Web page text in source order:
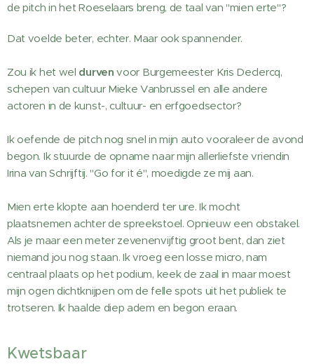
de pitch in het Roeselaars breng, de taal van "mien erte"?
Dat voelde beter, echter. Maar ook spannender.
Zou ik het wel durven voor Burgemeester Kris Declercq,
schepen van cultuur Mieke Vanbrussel en alle andere
actoren in de kunst-, cultuur- en erfgoedsector?
Ik oefende de pitch nog snel in mijn auto vooraleer de avond
begon. Ik stuurde de opname naar mijn allerliefste vriendin
Irina van Schrijftij. "Go for it é", moedigde ze mij aan.
Mien erte klopte aan hoenderd ter ure. Ik mocht
plaatsnemen achter de spreekstoel. Opnieuw een obstakel.
Als je maar een meter zevenenvijftig groot bent, dan ziet
niemand jou nog staan. Ik vroeg een losse micro, nam
centraal plaats op het podium, keek de zaal in maar moest
mijn ogen dichtknijpen om de felle spots uit het publiek te
trotseren. Ik haalde diep adem en begon eraan.
Kwetsbaar